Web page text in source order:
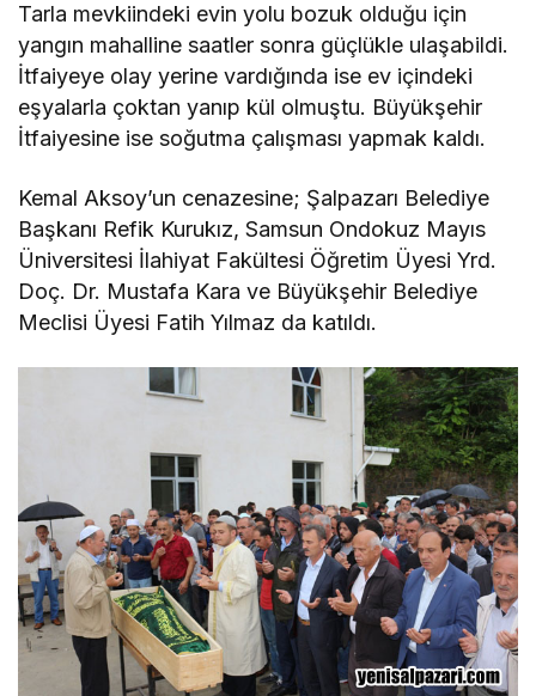
Tarla mevkiindeki evin yolu bozuk olduğu için
yangın mahalline saatler sonra güçlükle ulaşabildi.
İtfaiyeye olay yerine vardığında ise ev içindeki
eşyalarla çoktan yanıp kül olmuştu. Büyükşehir
İtfaiyesine ise soğutma çalışması yapmak kaldı.
Kemal Aksoy’un cenazesine; Şalpazarı Belediye
Başkanı Refik Kurukız, Samsun Ondokuz Mayıs
Üniversitesi İlahiyat Fakültesi Öğretim Üyesi Yrd.
Doç. Dr. Mustafa Kara ve Büyükşehir Belediye
Meclisi Üyesi Fatih Yılmaz da katıldı.